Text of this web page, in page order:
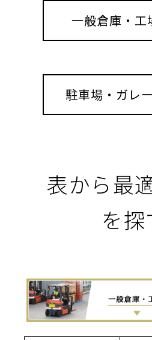
一般倉庫・工
駐車場・ガレ
表から最
を探